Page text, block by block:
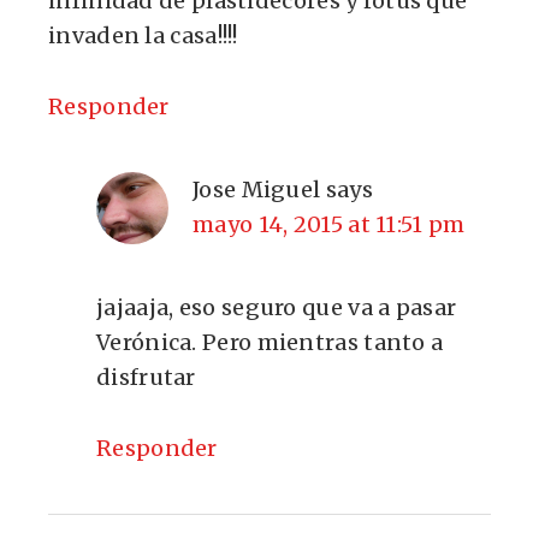
invaden la casa!!!!
Responder
Jose Miguel says
mayo 14, 2015 at 11:51 pm
jajaaja, eso seguro que va a pasar
Verónica. Pero mientras tanto a
disfrutar
Responder